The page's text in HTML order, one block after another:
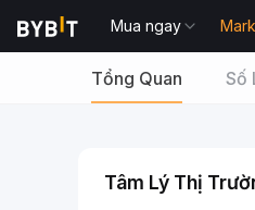
Mua ngay
Tổng Quan Số
Tâm Lý Thị